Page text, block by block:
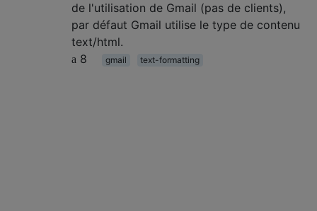
de l'utilisation de Gmail (pas de clients),
par défaut Gmail utilise le type de contenu
text/html.
8
gmail text-formatting